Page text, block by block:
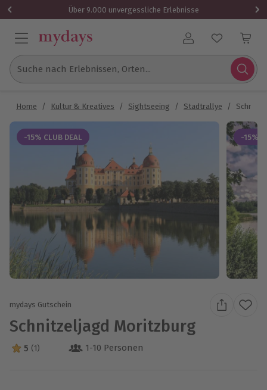
Über 9.000 unvergessliche Erlebnisse
Benutzerkonto
Suche nach Erlebnissen, Orten...
Home / Kultur & Kreatives / Sightseeing / Stadtrallye /
-15% CLUB DEAL -15%
mydays Gutschein
Schnitzeljagd Moritzburg
5 Sterne von 5 aus 1 Bewertungen
5 (1) 1-10 Personen